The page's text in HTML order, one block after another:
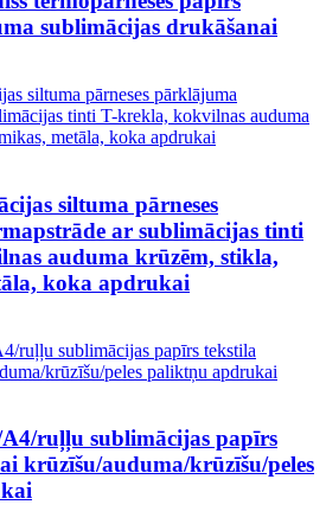
sublimācijas drukāšanai
siltuma pārneses
ar sublimācijas tinti
auduma krūzēm, stikla,
koka apdrukai
ruļļu sublimācijas papīrs
krūzīšu/auduma/krūzīšu/peles